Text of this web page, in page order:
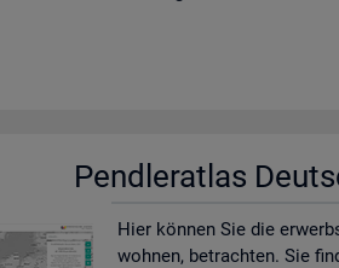
Pend­ler­at­las
Hier kön­nen Sie die
woh­nen, be­trach­ten. Sie